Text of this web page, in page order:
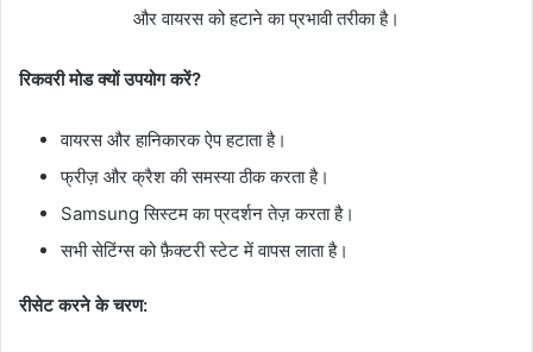
और वायरस को हटाने का प्रभावी तरीका है।
रिकवरी मोड क्यों उपयोग करें?
वायरस और हानिकारक ऐप हटाता है।
फ्रीज़ और क्रैश की समस्या ठीक करता है।
Samsung सिस्टम का प्रदर्शन तेज़ करता है।
सभी सेटिंग्स को फ़ैक्टरी स्टेट में वापस लाता है।
रीसेट करने के चरण: